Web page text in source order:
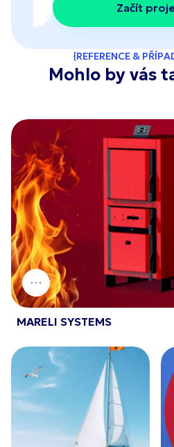
Začít
REFERENCE &
Mohlo by vás
MARELI SYSTEMS